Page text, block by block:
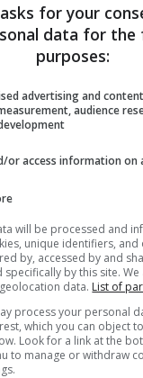
for your
data for the
purposes:
advertising and
audience
or access information on
will be processed and
unique identifiers, and
by, accessed by and
specifically by this site.
data. List of
process your personal
which you can object
Look for a link at the
to manage or withdraw